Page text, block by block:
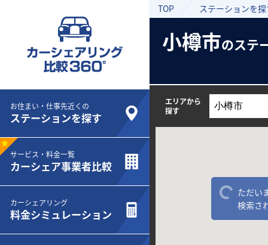
お住まい・仕事先近くの
ステーションを探す
サービス・料金一覧
カーシェア事業者比較
カーシェアリング
料金シミュレーション
TOP ステーションを
小樽市のステ
エリアから
探す
ただい
検索さ